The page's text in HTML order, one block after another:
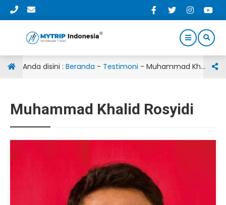
Anda disini : Beranda - Testimoni - Muhammad Khalid Rosyidi
Muhammad Khalid Rosyidi